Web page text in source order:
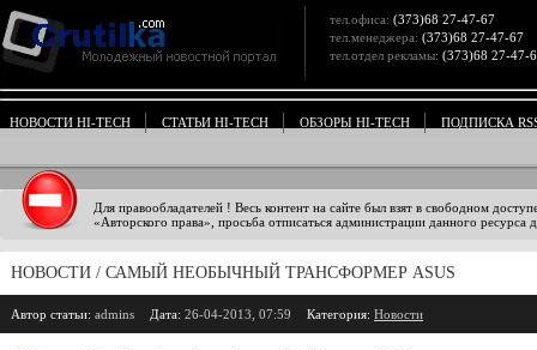
тел.офиса: (373)68 27-47-67
тел.менеджера: (373)68 27-47-67
тел.отдел рекламы: (373)68 27-47-
НОВОСТИ HI-TECH СТАТЬИ HI-TECH ОБЗОРЫ HI-TECH ПОДПИСКА
Для правообладателей ! Весь контент на сайте был взят в свободном
«Авторского права», просьба отписаться администрации данного ресурса
НОВОСТИ / САМЫЙ НЕОБЫЧНЫЙ ТРАНСФОРМЕР ASUS
Автор статьи: admins Дата: 26-04-2013, 07:59 Категория: Новости